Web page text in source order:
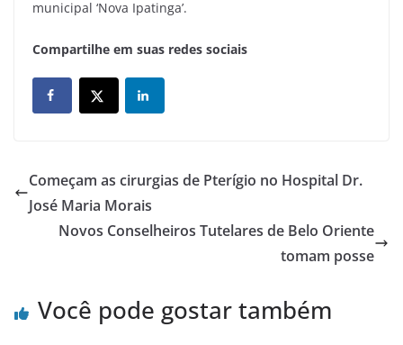
municipal ‘Nova Ipatinga’.
Compartilhe em suas redes sociais
Começam as cirurgias de Pterígio no Hospital Dr.
José Maria Morais
Novos Conselheiros Tutelares de Belo Oriente
tomam posse
Você pode gostar também